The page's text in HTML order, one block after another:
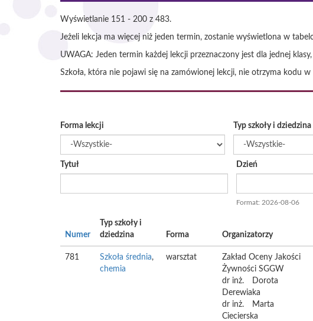
Wyświetlanie 151 - 200 z 483.
Jeżeli lekcja ma więcej niż jeden termin, zostanie wyświetlona w
UWAGA: Jeden termin każdej lekcji przeznaczony jest dla jednej
Szkoła, która nie pojawi się na zamówionej lekcji, nie otrzyma kodu w
Forma lekcji Typ szkoły i dziedzina
Tytuł
Dzień
Format: 2026-08-06
Numer
Typ szkoły i
dziedzina
Forma Organizatorzy
781 Szkoła średnia,
chemia
warsztat
Zakład Oceny Jakości
Żywności SGGW
dr inż.
Dorota
Derewiaka
dr inż.
Marta
Ciecierska